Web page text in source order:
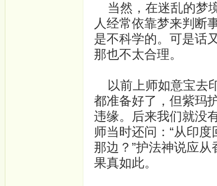
当然，在迷乱的梦
人经常依靠梦来判断
是不科学的。可是话
那也不太合理。
以前上师如意宝去
都准备好了，但紫玛
违缘。后来我们就没
师当时还问：“从印
那边？”护法神说应
果真如此。